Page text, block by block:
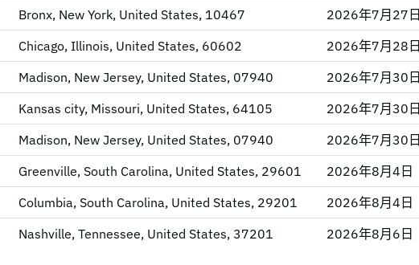
Bronx, New York, United States, 10467
2026年7月27日
Chicago, Illinois, United States, 60602
2026年7月28日
Madison, New Jersey, United States, 07940
2026年7月30日
Kansas city, Missouri, United States, 64105
2026年7月30日
Madison, New Jersey, United States, 07940
2026年7月30日
Greenville, South Carolina, United States, 29601
2026年8月4日
Columbia, South Carolina, United States, 29201
2026年8月4日
Nashville, Tennessee, United States, 37201 2026年8月6日